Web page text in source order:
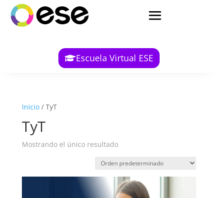
Escuela Virtual ESE
Inicio/ TyT
TyT
Mostrando el único resultado